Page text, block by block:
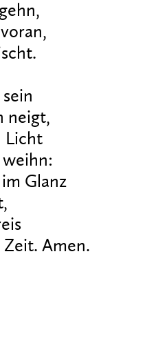
neigt,
Licht
weihn:
Glanz
Amen.